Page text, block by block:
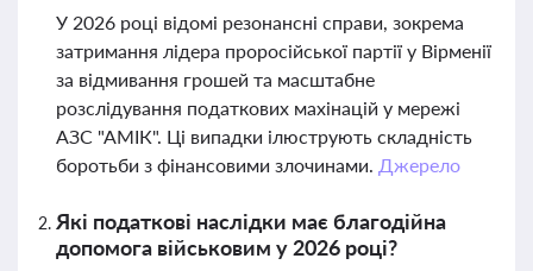
У 2026 році відомі резонансні справи, зокрема
затримання лідера проросійської партії у Вірменії
за відмивання грошей та масштабне
розслідування податкових махінацій у мережі
АЗС "АМІК". Ці випадки ілюструють складність
боротьби з фінансовими злочинами. Джерело
Які податкові наслідки має благодійна
допомога військовим у 2026 році?